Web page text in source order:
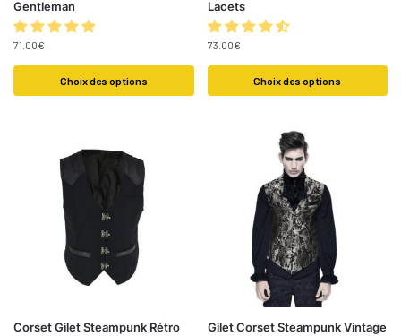
Gentleman
71.00€
Choix des options
Lacets
73.00€
Choix des options
Corset Gilet Steampunk Rétro Gilet Corset Steampunk Vintage